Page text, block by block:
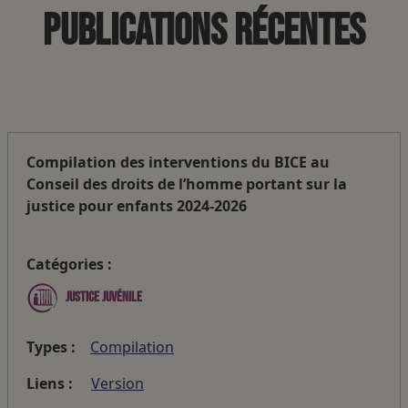
Publications récentes
Compilation des interventions du BICE au
Conseil des droits de l’homme portant sur la
justice pour enfants 2024-2026
Catégories :
Justice juvénile
Types :
Compilation
Liens :
Version